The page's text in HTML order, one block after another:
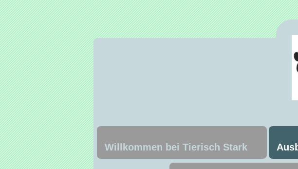
Willkommen bei Tierisch Stark